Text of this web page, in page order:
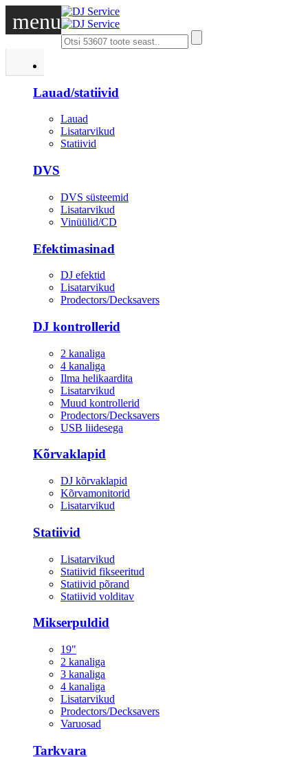
menu
Lauad/statiivid
Lauad
Lisatarvikud
Statiivid
DVS
DVS süsteemid
Lisatarvikud
Vinüülid/CD
Efektimasinad
DJ efektid
Lisatarvikud
Prodectors/Decksavers
DJ kontrollerid
2 kanaliga
4 kanaliga
Ilma helikaardita
Lisatarvikud
Muud kontrollerid
Prodectors/Decksavers
USB liidesega
Kõrvaklapid
DJ kõrvaklapid
Kõrvamonitorid
Lisatarvikud
Statiivid
Lisatarvikud
Statiivid fikseeritud
Statiivid põrand
Statiivid volditav
Mikserpuldid
19"
2 kanaliga
3 kanaliga
4 kanaliga
Lisatarvikud
Prodectors/Decksavers
Varuosad
Tarkvara